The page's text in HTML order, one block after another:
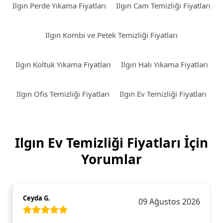
Ilgın Perde Yıkama Fiyatları Ilgın Cam Temizliği Fiyatları
Ilgın Kombi ve Petek Temizliği Fiyatları
Ilgın Koltuk Yıkama Fiyatları Ilgın Halı Yıkama Fiyatları
Ilgın Ofis Temizliği Fiyatları Ilgın Ev Temizliği Fiyatları
Ilgın Ev Temizliği Fiyatları İçin
Yorumlar
Ceyda G. 09 Ağustos 2026